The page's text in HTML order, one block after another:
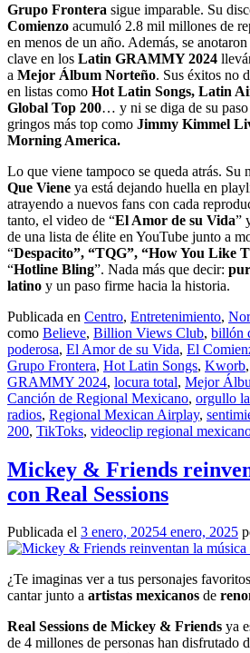
Grupo Frontera sigue imparable. Su
Comienzo acumuló 2.8 mil millones de
en menos de un año. Además, se
clave en los Latin GRAMMY 2024
a Mejor Álbum Norteño. Sus éxitos no
en listas como Hot Latin Songs, Latin
Global Top 200… y ni se diga de su
gringos más top como Jimmy Kimmel
Morning America.
Lo que viene tampoco se queda atrás. Su
Que Viene ya está dejando huella en
atrayendo a nuevos fans con cada
tanto, el video de “El Amor de su Vida”
de una lista de élite en YouTube junto a
“Despacito”, “TQG”, “How You Like
“Hotline Bling”. Nada más que decir:
latino y un paso firme hacia la historia.
Publicada en Centro, Entretenimiento,
como Believe, Billion Views Club, billón
poderosa, El Amor de su Vida, El
Grupo Frontera, Hot Latin Songs, Kworb,
GRAMMY 2024, locura total, Mejor
Canción de Regional Mexicano, orgullo
radios, Regional Mexican Airplay,
200, TikToks, videoclip regional
Mickey & Friends
con Real Sessions
Publicada el 3 enero, 20254 enero, 2025
¿Te imaginas ver a tus personajes
cantar junto a artistas mexicanos de
Real Sessions de Mickey & Friends ya
de 4 millones de personas han disfrutado